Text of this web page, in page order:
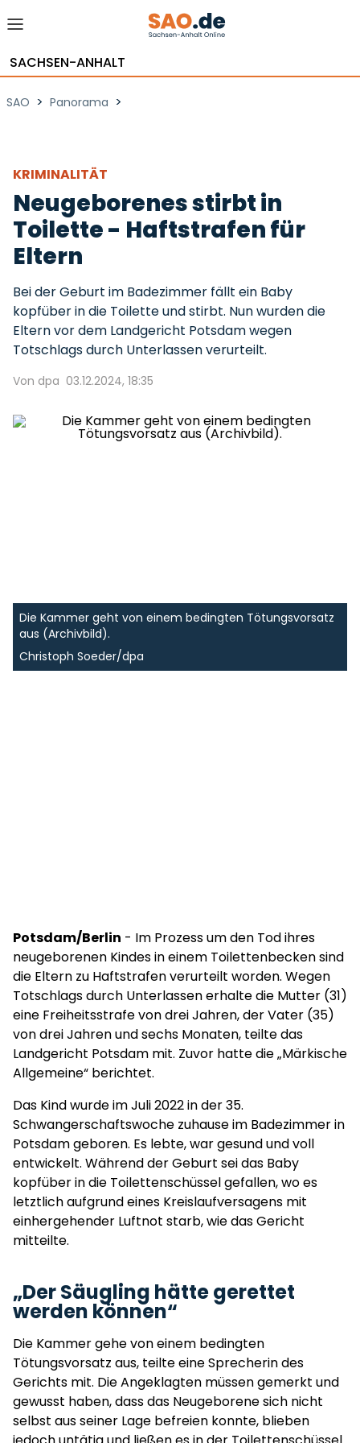
SACHSEN-ANHALT
SAO > Panorama >
KRIMINALITÄT
Neugeborenes stirbt in
Toilette - Haftstrafen für
Eltern
Bei der Geburt im Badezimmer fällt ein Baby
kopfüber in die Toilette und stirbt. Nun wurden die
Eltern vor dem Landgericht Potsdam wegen
Totschlags durch Unterlassen verurteilt.
Von dpa 03.12.2024, 18:35
Die Kammer geht von einem bedingten Tötungsvorsatz
aus (Archivbild).
Christoph Soeder/dpa
Potsdam/Berlin - Im Prozess um den Tod ihres
neugeborenen Kindes in einem Toilettenbecken sind
die Eltern zu Haftstrafen verurteilt worden. Wegen
Totschlags durch Unterlassen erhalte die Mutter (31)
eine Freiheitsstrafe von drei Jahren, der Vater (35)
von drei Jahren und sechs Monaten, teilte das
Landgericht Potsdam mit. Zuvor hatte die „Märkische
Allgemeine“ berichtet.
Das Kind wurde im Juli 2022 in der 35.
Schwangerschaftswoche zuhause im Badezimmer in
Potsdam geboren. Es lebte, war gesund und voll
entwickelt. Während der Geburt sei das Baby
kopfüber in die Toilettenschüssel gefallen, wo es
letztlich aufgrund eines Kreislaufversagens mit
einhergehender Luftnot starb, wie das Gericht
mitteilte.
„Der Säugling hätte gerettet
werden können“
Die Kammer gehe von einem bedingten
Tötungsvorsatz aus, teilte eine Sprecherin des
Gerichts mit. Die Angeklagten müssen gemerkt und
gewusst haben, dass das Neugeborene sich nicht
selbst aus seiner Lage befreien konnte, blieben